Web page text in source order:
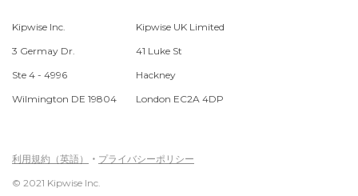
Kipwise Inc.
3 Germay Dr.
Ste 4 - 4996
Wilmington DE 19804
Kipwise UK Limited
41 Luke St
Hackney
London EC2A 4DP
利用規約（英語） ・ プライバシーポリシー
© 2021 Kipwise Inc.